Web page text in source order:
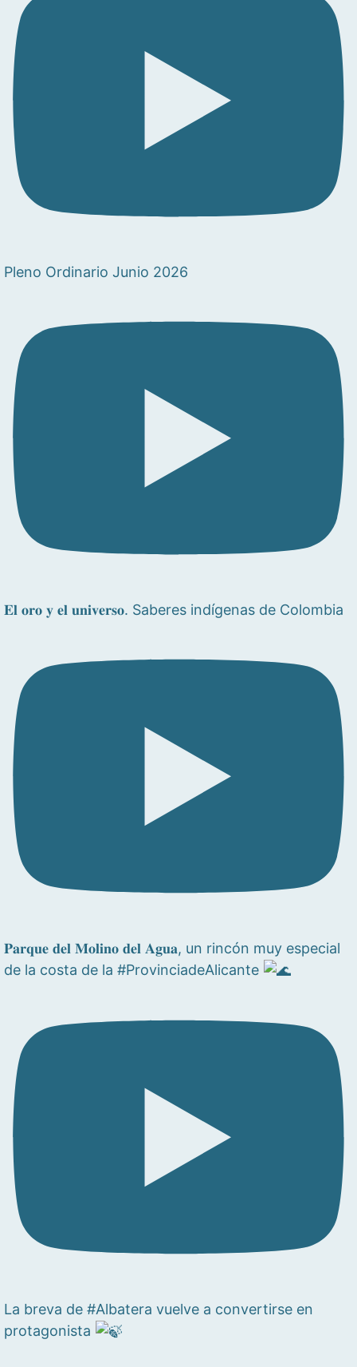
Pleno Ordinario Junio 2026
𝐄𝐥 𝐨𝐫𝐨 𝐲 𝐞𝐥 𝐮𝐧𝐢𝐯𝐞𝐫𝐬𝐨. Saberes indígenas de Colombia
𝐏𝐚𝐫𝐪𝐮𝐞 𝐝𝐞𝐥 𝐌𝐨𝐥𝐢𝐧𝐨 𝐝𝐞𝐥 𝐀𝐠𝐮𝐚, un rincón muy especial
de la costa de la #ProvinciadeAlicante
La breva de #Albatera vuelve a convertirse en
protagonista